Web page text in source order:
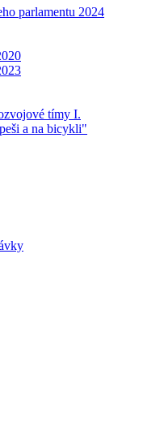
parlamentu 2024
tímy I.
a na bicykli"